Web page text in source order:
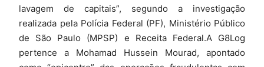
lavagem de capitais”, segundo a investigação
realizada pela Polícia Federal (PF), Ministério Público
de São Paulo (MPSP) e Receita Federal.A G8Log
pertence a Mohamad Hussein Mourad, apontado